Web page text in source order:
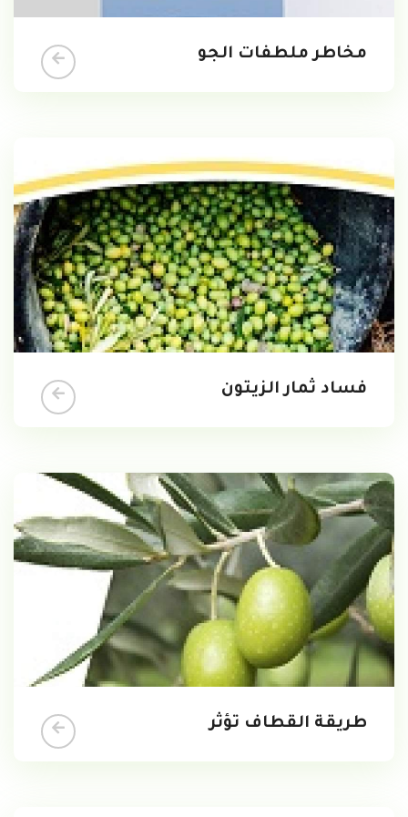
مخاطر ملطفات الجو
فساد ثمار الزيتون
طريقة القطاف تؤثر